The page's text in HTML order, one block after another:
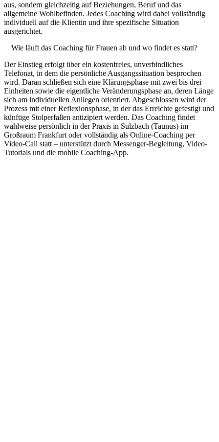
aus, sondern gleichzeitig auf Beziehungen, Beruf und das
allgemeine Wohlbefinden. Jedes Coaching wird dabei vollständig
individuell auf die Klientin und ihre spezifische Situation
ausgerichtet.
Wie läuft das Coaching für Frauen ab und wo findet es statt?
Der Einstieg erfolgt über ein kostenfreies, unverbindliches
Telefonat, in dem die persönliche Ausgangssituation besprochen
wird. Daran schließen sich eine Klärungsphase mit zwei bis drei
Einheiten sowie die eigentliche Veränderungsphase an, deren Länge
sich am individuellen Anliegen orientiert. Abgeschlossen wird der
Prozess mit einer Reflexionsphase, in der das Erreichte gefestigt und
künftige Stolperfallen antizipiert werden. Das Coaching findet
wahlweise persönlich in der Praxis in Sulzbach (Taunus) im
Großraum Frankfurt oder vollständig als Online-Coaching per
Video-Call statt – unterstützt durch Messenger-Begleitung, Video-
Tutorials und die mobile Coaching-App.